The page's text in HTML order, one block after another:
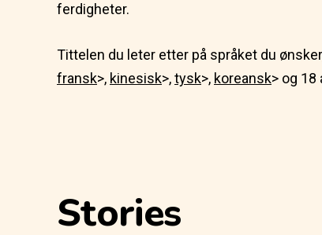
ferdigheter.
Tittelen du leter etter på språket du
fransk>, kinesisk>,tysk>, koreansk> og 18
Stories